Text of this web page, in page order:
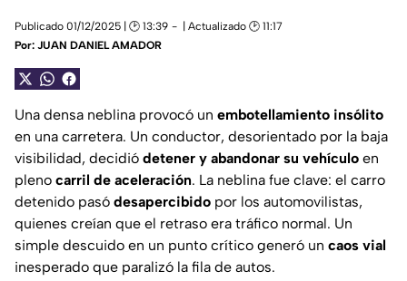
Publicado 01/12/2025 | 🕑 13:39
| Actualizado 🕑 11:17
Por: JUAN DANIEL AMADOR
Una densa neblina provocó un embotellamiento insólito
en una carretera. Un conductor, desorientado por la baja
visibilidad, decidió detener y abandonar su vehículo en
pleno carril de aceleración. La neblina fue clave: el carro
detenido pasó desapercibido por los automovilistas,
quienes creían que el retraso era tráfico normal. Un
simple descuido en un punto crítico generó un caos vial
inesperado que paralizó la fila de autos.